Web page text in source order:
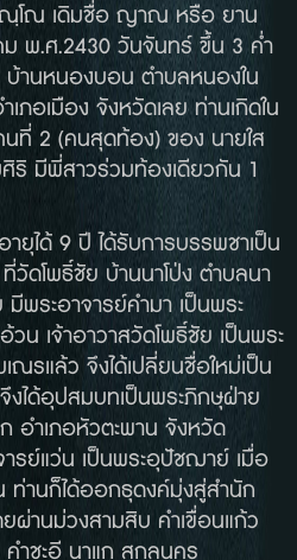
โณ เดิมชื่อ ญาณ หรือ ยาน
พ.ศ.2430 วันจันทร์ ขึ้น 3 ค่ำ
านหนองบอน ตำบลหนองใน
ภอเมือง จังหวัดเลย ท่านเกิดใน
นที่ 2 (คนสุดท้อง) ของ นายใส
ริ มีพี่สาวร่วมท้องเดียวกัน 1
ยุได้ 9 ปี ได้รับการบรรพชาเป็น
ดโพธิ์ชัย บ้านนาโป่ง ตำบลนา
มีพระอาจารย์คำมา เป็นพระ
น เจ้าอาวาสวัดโพธิ์ชัย เป็นพระ
ณรแล้ว จึงได้เปลี่ยนชื่อใหม่เป็น
ได้อุปสมบทเป็นพระภิกษุฝ่าย
อำเภอหัวตะพาน จังหวัด
รย์แว่น เป็นพระอุปัชฌาย์ เมื่อ
านก็ได้ออกธุดงค์มุ่งสู่สำนัก
ผ่านม่วงสามสิบ คำเขื่อนแก้ว
คำชะอี นาแก สกลนคร